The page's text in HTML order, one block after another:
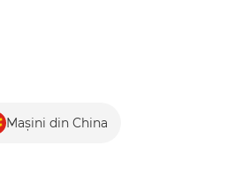
Mașini din China